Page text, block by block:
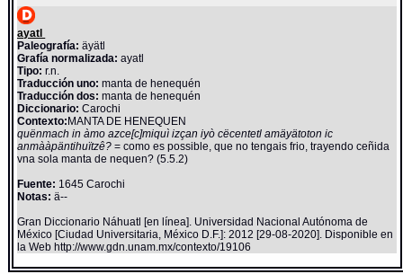
ayatl
Paleografía: äyätl
Grafía normalizada: ayatl
Tipo: r.n.
Traducción uno: manta de henequén
Traducción dos: manta de henequén
Diccionario:Carochi
Contexto: MANTA DE HENEQUEN
quënmach in àmo azce[c]miquì izçan iyò cëcentetl amäyätoton ic
anmààpäntihuïtzê?= como es possible, que no tengais frio, trayendo ceñida
vna sola manta de nequen? (5.5.2)
Fuente: 1645 Carochi
Notas: ä--
Gran Diccionario Náhuatl [en línea]. Universidad Nacional Autónoma de
México [Ciudad Universitaria, México D.F.]: 2012 [29-08-2020]. Disponible en
la Web http://www.gdn.unam.mx/contexto/19106